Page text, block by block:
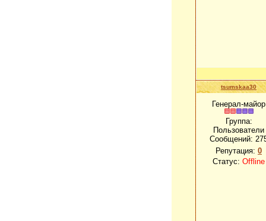
tsumskaa30
Генерал-майор
Группа:
Пользователи
Сообщений:
Репутация: 0
Статус: Offline